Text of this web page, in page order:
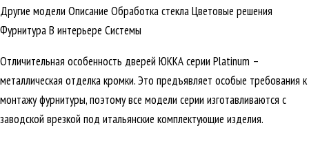
Другие модели Описание Обработка стеклаЦветовые решения
ФурнитураВ интерьере Cистемы
Отличительная особенность дверей ЮККА серии Platinum –
металлическая отделка кромки. Это предъявляет особые требования к
монтажу фурнитуры, поэтому все модели серии изготавливаются с
заводской врезкой под итальянские комплектующие изделия.